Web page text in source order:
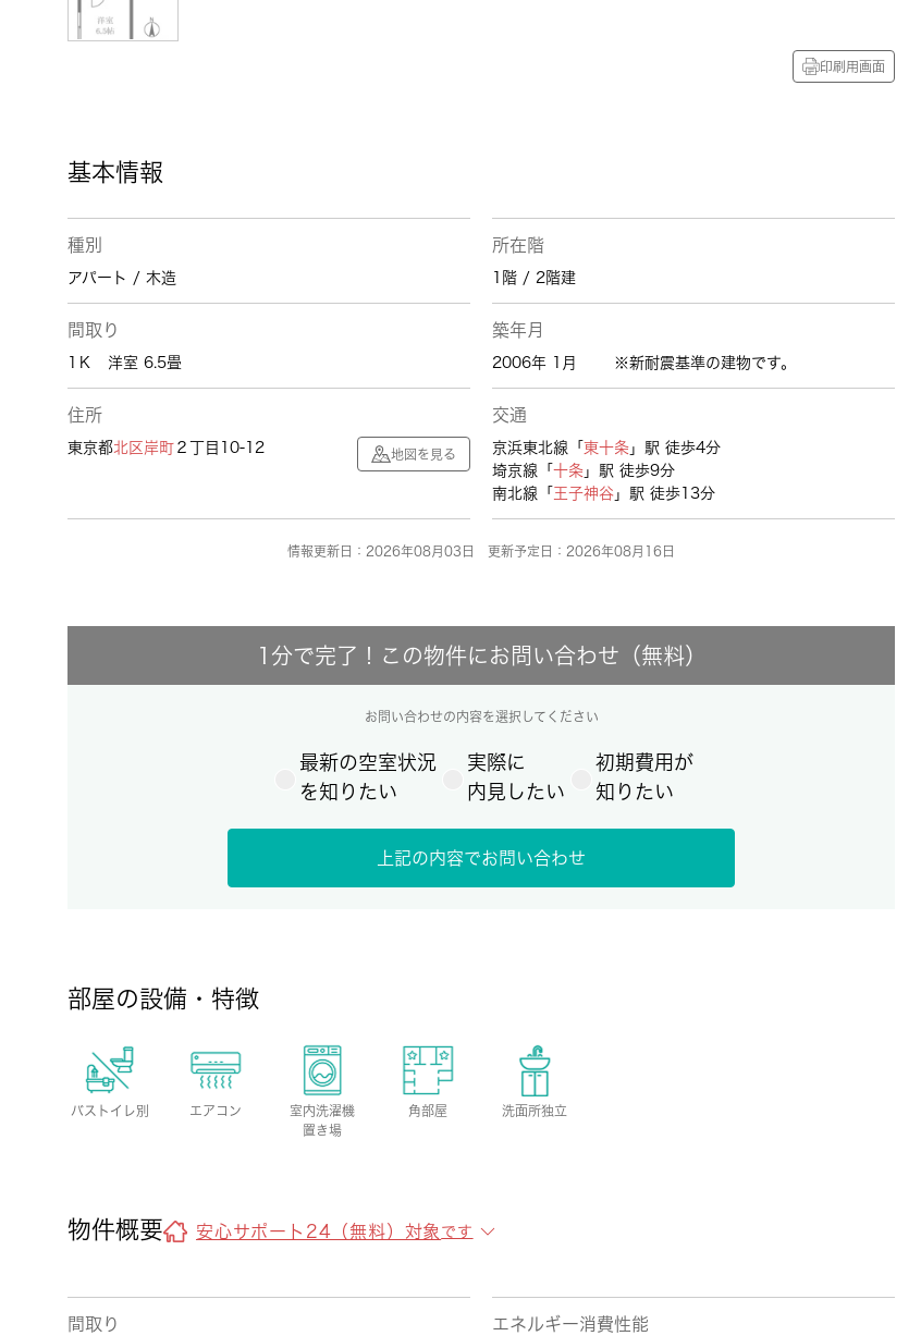
印刷用画面
基本情報
種別
アパート / 木造
所在階
1階 / 2階建
間取り
1Ｋ 洋室 6.5畳
築年月
2006年 1月 ※新耐震基準の建物です。
住所
東京都北区 岸町 ２丁目10-12 地図を見る
交通
京浜東北線「 東十条 」駅 徒歩4分
埼京線「 十条 」駅 徒歩9分
南北線「 王子神谷 」駅 徒歩13分
情報更新日：2026年08月03日 更新予定日：2026年08月16日
1分で完了！この物件にお問い合わせ（無料）
お問い合わせの内容を選択してください
最新の空室状況
を知りたい
実際に
内見したい
初期費用が
知りたい
上記の内容でお問い合わせ
部屋の設備・特徴
バストイレ別 エアコン
室内洗濯機
置き場
角部屋 洗面所独立
物件概要 安心サポート24（無料）対象 です
間取り エネルギー消費性能